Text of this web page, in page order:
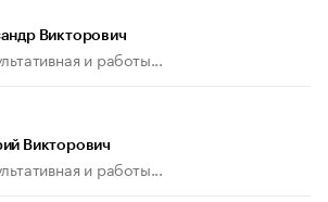
Викторович
и работы...
Викторович
и работы...